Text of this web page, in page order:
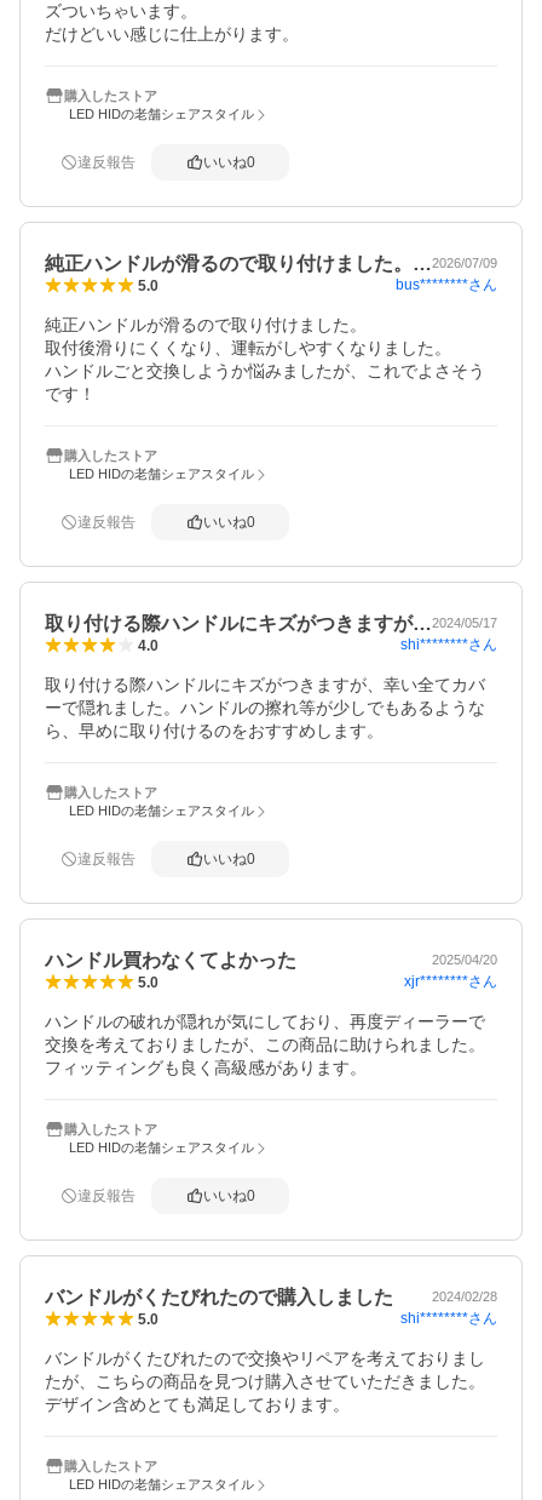
ズついちゃいます。
だけどいい感じに仕上がります。
購入したストア
LED HIDの老舗シェアスタイル
違反報告 いいね0
純正ハンドルが滑るので取り付けました。…2026/07/09
5.0 bus********さん
純正ハンドルが滑るので取り付けました。
取付後滑りにくくなり、運転がしやすくなりました。
ハンドルごと交換しようか悩みましたが、これでよさそう
購入したストア
LED HIDの老舗シェアスタイル
違反報告 いいね0
取り付ける際ハンドルにキズがつきますが…2024/05/17
4.0 shi********さん
取り付ける際ハンドルにキズがつきますが、幸い全てカバ
ーで隠れました。ハンドルの擦れ等が少しでもあるような
ら、早めに取り付けるのをおすすめします。
購入したストア
LED HIDの老舗シェアスタイル
違反報告 いいね0
ハンドル買わなくてよかった 2025/04/20
5.0 xjr********さん
ハンドルの破れが隠れが気にしており、再度ディーラーで
交換を考えておりましたが、この商品に助けられました。
フィッティングも良く高級感があります。
購入したストア
LED HIDの老舗シェアスタイル
違反報告 いいね0
バンドルがくたびれたので購入しました 2024/02/28
5.0 shi********さん
バンドルがくたびれたので交換やリペアを考えておりまし
たが、こちらの商品を見つけ購入させていただきました。
デザイン含めとても満足しております。
購入したストア
LED HIDの老舗シェアスタイル